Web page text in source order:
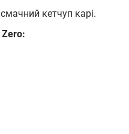
кетчуп карі.
Zero: